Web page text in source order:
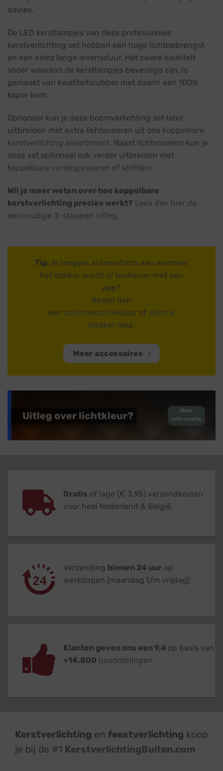
advies.
De LED kerstlampjes van deze professionele
kerstverlichting set hebben een hoge lichtopbrengst
en een extra lange levensduur. Het zware kwaliteit
snoer waaraan de kerstlampjes bevestigd zijn, is
gemaakt van kwaliteitsrubber met daarin een 100%
koper kern.
Optioneel kun je deze boomverlichting set later
uitbreiden met extra lichtsnoeren uit ons koppelbare
kerstverliching assortiment. Naast lichtsnoeren kun je
deze set optioneel ook verder uitbreiden met
koppelbare verlengsnoeren of splitters.
Wil je meer weten over hoe koppelbare
kerstverlichting precies werkt? Lees dan hier de
eenvoudige 3-stappen uitleg.
Tip: je lampjes automatisch aan wanneer
het donker wordt of bedienen met een
app?
Bestel dan
een schemerschakelaar of slimme
stekker mee.
Meer accessoires
Uitleg over lichtkleur?
Meer
informatie
Gratis of lage (€ 3,95) verzendkosten
voor heel Nederland & België
Verzending binnen 24 uur op
werkdagen (maandag t/m vrijdag)
Klanten geven ons een 9,4 op basis van
+14.800 beoordelingen
Kerstverlichting en feestverlichting koop
je bij de #1 KerstverlichtingBuiten.com